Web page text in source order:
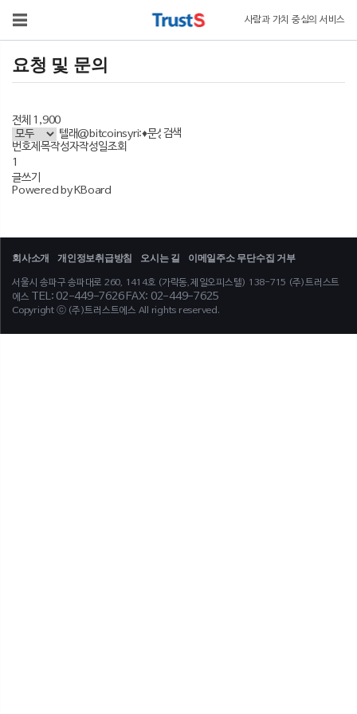
사람과 가치 중심의 서비스
요청 및 문의
전체 1,900
검색
번호제목작성자작성일조회
1
글쓰기
Powered by KBoard
회사소개 개인정보취급방침 오시는 길 이메일주소 무단수집 거부
서울시 송파구 송파대로 260, 1414호 (가락동,제일오피스텔) 138-715 (주)트러스트
에스 TEL: 02-449-7626 FAX: 02-449-7625
Copyright ⓒ (주)트러스트에스 All rights reserved.